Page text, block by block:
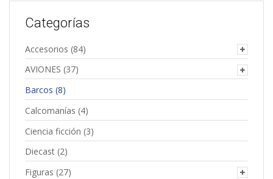
Categorías
Accesorios (84)
AVIONES (37)
Barcos (8)
Calcomanías (4)
Ciencia ficción (3)
Diecast (2)
Figuras (27)